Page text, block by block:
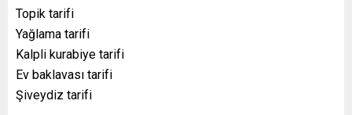
Topik tarifi
Yağlama tarifi
Kalpli kurabiye tarifi
Ev baklavası tarifi
Şiveydiz tarifi